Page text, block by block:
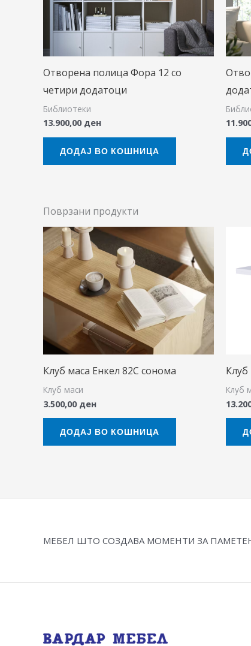
Отворена полица Фора 12 со
четири додатоци
Библиотеки
13.900,00 ден
ДОДАЈ ВО КОШНИЦА
Поврзани продукти
Клуб маса Енкел 82С сонома
Клуб маси
3.500,00 ден
ДОДАЈ ВО КОШНИЦА
Клуб
МЕБЕЛ ШТО СОЗДАВА МОМЕНТИ ЗА